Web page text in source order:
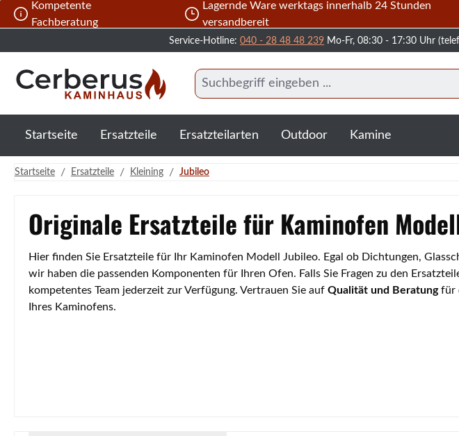
Hauptinhalt springen
Zur Suche springen
Zur Hauptnavigation springen
Kompetente
Fachberatung
Lagernde Ware werktags innerhalb 24 Stunden
versandbereit
Service-Hotline: 040 - 28 48 48 239 Mo-Fr, 08:30 - 17:30 Uhr
Startseite Ersatzteile Ersatzteilarten Outdoor Kamine
Startseite / Ersatzteile / Kleining / Jubileo
Originale Ersatzteile für Kaminofen
Hier finden Sie Ersatzteile für Ihr Kaminofen Modell Jubileo. Egal ob Dichtungen,
wir haben die passenden Komponenten für Ihren Ofen. Falls Sie Fragen zu den
kompetentes Team jederzeit zur Verfügung. Vertrauen Sie auf Qualität und Beratungfür
Ihres Kaminofens.